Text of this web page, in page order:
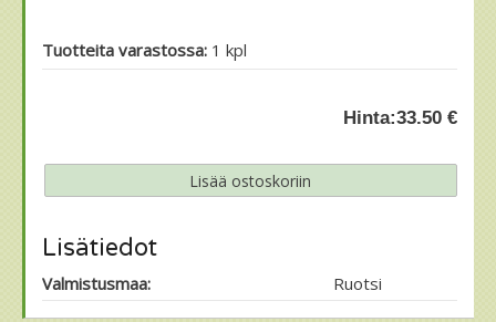
Tuotteita varastossa: 1 kpl
Hinta:33.50 €
Lisätiedot
Valmistusmaa: Ruotsi